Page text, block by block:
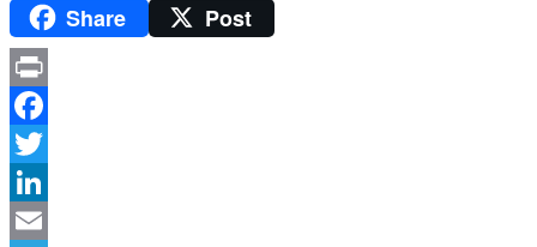
Share Post
Print
Facebook
Twitter
LinkedIn